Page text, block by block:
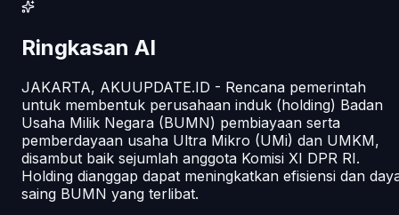
Ringkasan AI
JAKARTA, AKUUPDATE.ID - Rencana pemerintah
untuk membentuk perusahaan induk (holding) Badan
Usaha Milik Negara (BUMN) pembiayaan serta
pemberdayaan usaha Ultra Mikro (UMi) dan UMKM,
disambut baik sejumlah anggota Komisi XI DPR RI.
Holding dianggap dapat meningkatkan efisiensi dan
saing BUMN yang terlibat.